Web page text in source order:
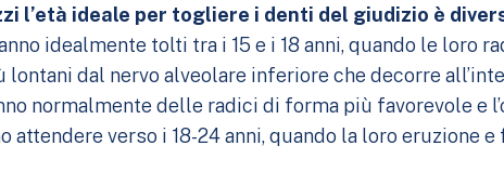
l’età ideale per togliere i denti del giudizio è
idealmente tolti tra i 15 e i 18 anni, quando le loro
lontani dal nervo alveolare inferiore che decorre
normalmente delle radici di forma più favorevole e
attendere verso i 18-24 anni, quando la loro eruzione